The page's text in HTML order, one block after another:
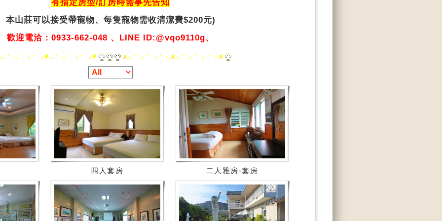
有指定房型/訂房時需事先告知
本山莊可以接受帶寵物、 每隻寵物需收清潔費$200元)
歡迎電洽：0933-662-048 、LINE ID:@vqo9110g、
四人套房 二人雅房-套房